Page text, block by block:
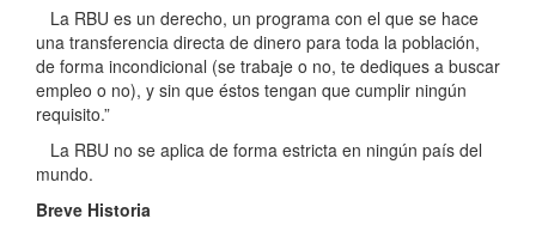
La RBU es un derecho, un programa con el que se hace
una transferencia directa de dinero para toda la población,
de forma incondicional (se trabaje o no, te dediques a buscar
empleo o no), y sin que éstos tengan que cumplir ningún
requisito.”
La RBU no se aplica de forma estricta en ningún país del
mundo.
Breve Historia